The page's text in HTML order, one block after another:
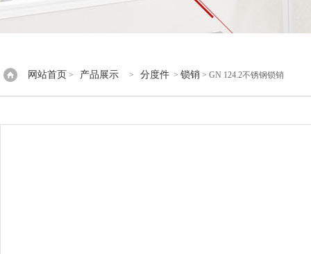
网站首页 > 产品展示 > 分度件 > 锁销 > GN 124.2不锈钢锁销